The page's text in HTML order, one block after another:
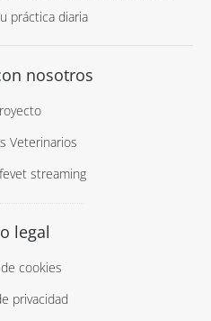
práctica diaria
nosotros
Veterinarios
streaming
legal
cookies
privacidad